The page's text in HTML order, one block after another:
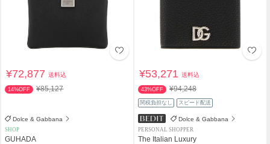
¥72,877送料込
14%OFF ¥85,127
Dolce & Gabbana
SHOP
GUHADA
¥53,271送料込
43%OFF ¥94,248
関税負担なし スピード配送
Dolce & Gabbana
PERSONAL SHOPPER
The Italian Luxury